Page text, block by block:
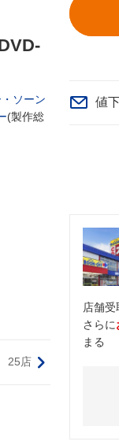
ソーン
(製作総
25店
値
店舗
さらに
まる